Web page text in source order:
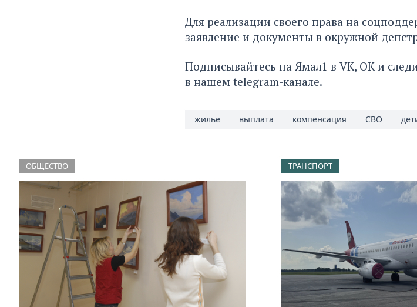
Для реализации своего права на
заявление и документы в окружной
Подписывайтесь на Ямал1 в VK, ОКи
в нашем telegram-канале.
жилье выплата компенсация СВО
ОБЩЕСТВО ТРАНСПОРТ